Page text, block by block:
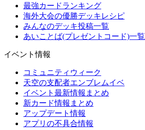
最強カードランキング
海外大会の優勝デッキレシピ
みんなのデッキ投稿一覧
あいことば(プレゼントコード)一覧
イベント情報
コミュニティウィーク
天空の支配者エンブレムイベ
イベント最新情報まとめ
新カード情報まとめ
アップデート情報
アプリの不具合情報